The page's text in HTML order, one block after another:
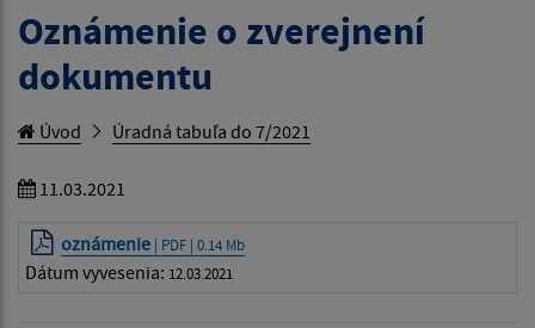
Oznámenie o zverejnení
dokumentu
Úvod Úradná tabuľa do 7/2021
11.03.2021
oznámenie | PDF | 0.14 Mb
Dátum vyvesenia: 12.03.2021